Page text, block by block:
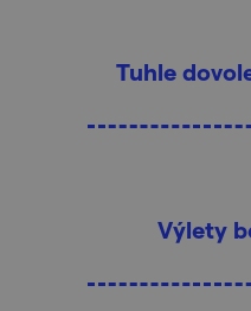
Tuhle
Výlety